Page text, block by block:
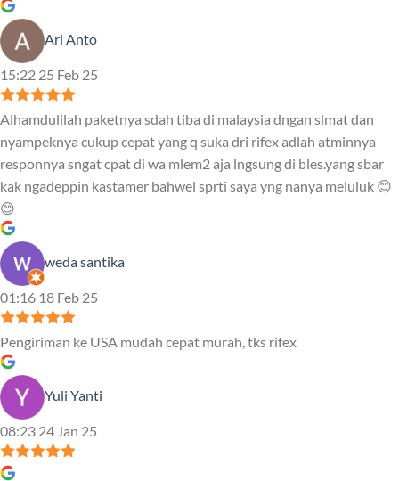
Ari Anto
15:22 25 Feb 25
Alhamdulilah paketnya sdah tiba di malaysia dngan slmat dan
nyampeknya cukup cepat yang q suka dri rifex adlah atminnya
responnya sngat cpat di wa mlem2 aja lngsung di bles.yang sbar
kak ngadeppin kastamer bahwel sprti saya yng nanya meluluk 😊
😊
weda santika
01:16 18 Feb 25
Pengiriman ke USA mudah cepat murah, tks rifex
Yuli Yanti
08:23 24 Jan 25